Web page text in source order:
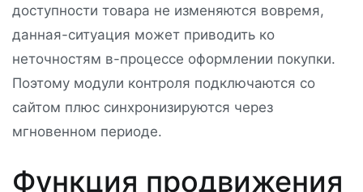
доступности товара не изменяются вовремя,
данная-ситуация может приводить ко
неточностям в-процессе оформлении покупки.
Поэтому модули контроля подключаются со
сайтом плюс синхронизируются через
мгновенном периоде.
Функция продвижения